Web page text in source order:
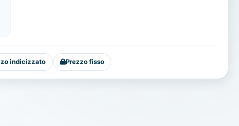
indicizzato Prezzo fisso